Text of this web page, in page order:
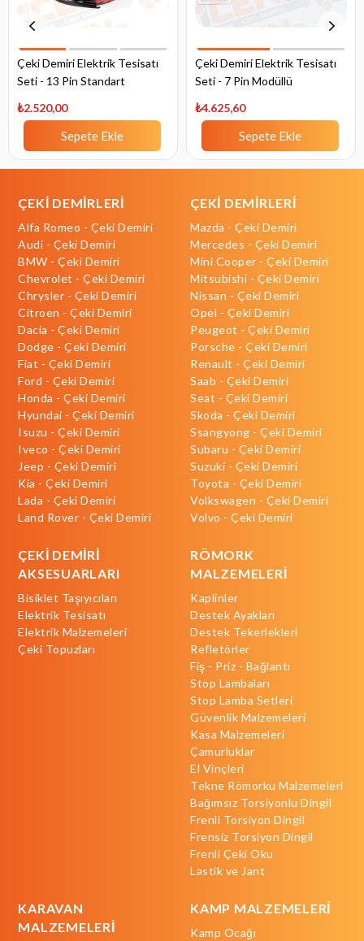
Çeki Demiri Elektrik Tesisatı
Seti - 13 Pin Standart
₺2.520,00
Sepete Ekle
Çeki Demiri Elektrik Tesisatı
Seti - 7 Pin Modüllü
₺4.625,60
Sepete Ekle
ÇEKİ DEMİRLERİ
Alfa Romeo - Çeki Demiri
Audi - Çeki Demiri
BMW - Çeki Demiri
Chevrolet - Çeki Demiri
Chrysler - Çeki Demiri
Citroen - Çeki Demiri
Dacia - Çeki Demiri
Dodge - Çeki Demiri
Fiat - Çeki Demiri
Ford - Çeki Demiri
Honda - Çeki Demiri
Hyundai - Çeki Demiri
Isuzu - Çeki Demiri
Iveco - Çeki Demiri
Jeep - Çeki Demiri
Kia - Çeki Demiri
Lada - Çeki Demiri
Land Rover - Çeki Demiri
ÇEKİ DEMİRLERİ
Mazda - Çeki Demiri
Mercedes - Çeki Demiri
Mini Cooper - Çeki Demiri
Mitsubishi - Çeki Demiri
Nissan - Çeki Demiri
Opel - Çeki Demiri
Peugeot - Çeki Demiri
Porsche - Çeki Demiri
Renault - Çeki Demiri
Saab - Çeki Demiri
Seat - Çeki Demiri
Skoda - Çeki Demiri
Ssangyong - Çeki Demiri
Subaru - Çeki Demiri
Suzuki - Çeki Demiri
Toyota - Çeki Demiri
Volkswagen - Çeki Demiri
Volvo - Çeki Demiri
ÇEKİ DEMİRİ
AKSESUARLARI
Bisiklet Taşıyıcıları
Elektrik Tesisatı
Elektrik Malzemeleri
Çeki Topuzları
RÖMORK
MALZEMELERİ
Kaplinler
Destek Ayakları
Destek Tekerlekleri
Refletörler
Fiş - Priz - Bağlantı
Stop Lambaları
Stop Lamba Setleri
Güvenlik Malzemeleri
Kasa Malzemeleri
Çamurluklar
El Vinçleri
Tekne Römorku Malzemeleri
Bağımsız Torsiyonlu Dingil
Frenli Torsiyon Dingil
Frensiz Torsiyon Dingil
Frenli Çeki Oku
Lastik ve Jant
KARAVAN
MALZEMELERİ
KAMP MALZEMELERİ
Kamp Ocağı